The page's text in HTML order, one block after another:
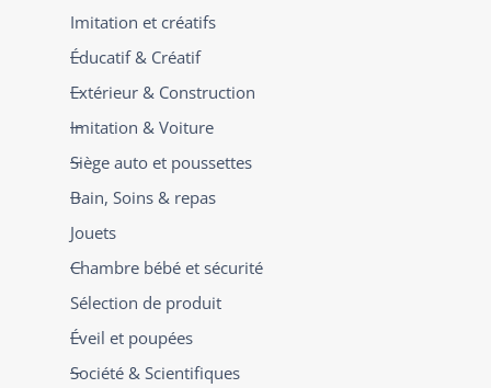
Imitation et créatifs
Éducatif & Créatif
Extérieur & Construction
Imitation & Voiture
Siège auto et poussettes
Bain, Soins & repas
Jouets
Chambre bébé et sécurité
Sélection de produit
Éveil et poupées
Société & Scientifiques